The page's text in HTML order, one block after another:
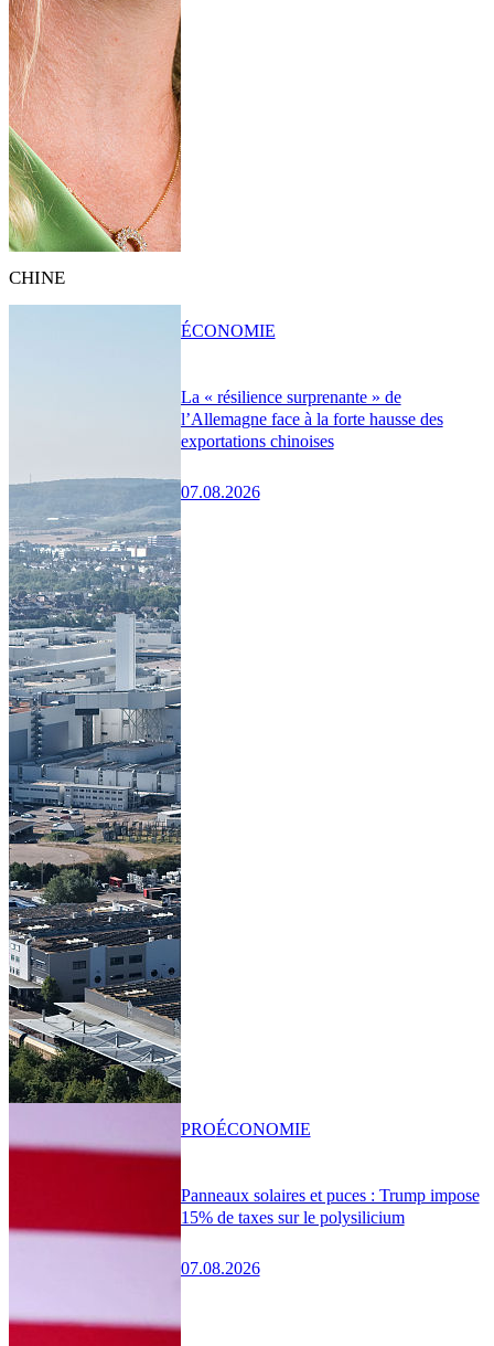
CHINE
La « résilience surprenante » de
l’Allemagne face à la forte hausse des
exportations chinoises
07.08.2026
ÉCONOMIE
Panneaux solaires et puces : Trump impose
15% de taxes sur le polysilicium
07.08.2026
PROÉCONOMIE